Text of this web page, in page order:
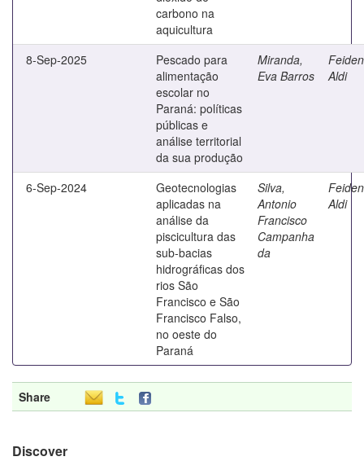
carbono na
aquicultura
8-Sep-2025
Pescado para
alimentação
escolar no
Paraná: políticas
públicas e
análise territorial
da sua produção
Miranda,
Eva Barros
Aldi
6-Sep-2024
Geotecnologias
aplicadas na
análise da
piscicultura das
sub-bacias
hidrográficas dos
rios São
Francisco e São
Francisco Falso,
no oeste do
Paraná
Silva,
Antonio
Francisco
Campanha
da
Aldi
Share
Discover